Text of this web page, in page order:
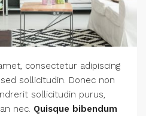
consectetur adipiscing
sollicitudin. Donec non
sollicitudin purus,
nec. Quisque bibendum